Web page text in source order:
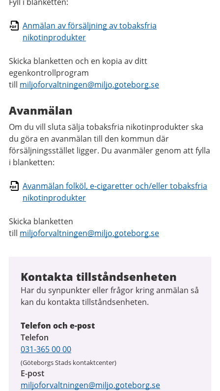
Anmälan av försäljning av tobaksfria
nikotinprodukter
Skicka blanketten och en kopia av ditt
egenkontrollprogram
till miljoforvaltningen@miljo.goteborg.se
Avanmälan
Om du vill sluta sälja tobaksfria nikotinprodukter ska
du göra en avanmälan till den kommun där
försäljningsstället ligger. Du avanmäler genom att fylla
i blanketten:
Avanmälan folköl, e-cigaretter och/eller tobaksfria
nikotinprodukter
Skicka blanketten
till miljoforvaltningen@miljo.goteborg.se
Kontakta tillståndsenheten
Har du synpunkter eller frågor kring anmälan så
kan du kontakta tillståndsenheten.
Telefon och e-post
Telefon
031-365 00 00
(Göteborgs Stads kontaktcenter)
E-post
miljoforvaltningen@miljo.goteborg.se